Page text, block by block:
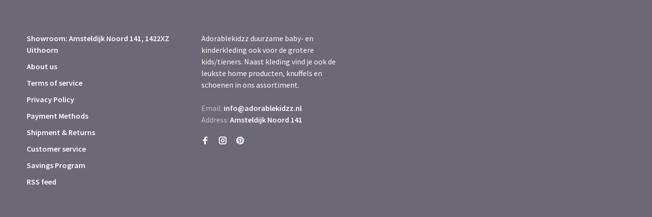
Showroom: Amsteldijk Noord 141, 1422XZ
Uithoorn
About us
Terms of service
Privacy Policy
Payment Methods
Shipment & Returns
Customer service
Savings Program
RSS feed
Adorablekidzz duurzame baby- en
kinderkleding ook voor de grotere
kids/tieners. Naast kleding vind je ook de
leukste home producten, knuffels en
schoenen in ons assortiment.
Email: info@adorablekidzz.nl
Address: Amsteldijk Noord 141